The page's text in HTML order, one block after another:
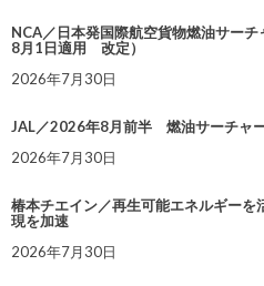
NCA／日本発国際航空貨物燃油サー
8月1日適用 改定）
2026年7月30日
JAL／2026年8月前半 燃油サーチャ
2026年7月30日
椿本チエイン／再生可能エネルギー
現を加速
2026年7月30日